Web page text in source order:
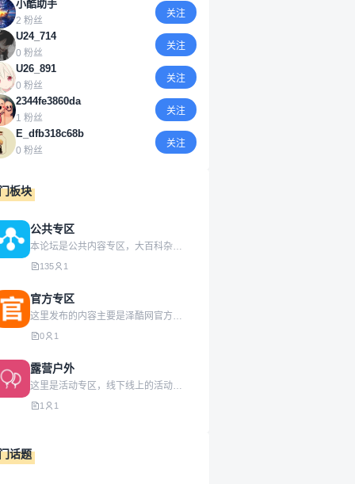
小酷助手
2 粉丝
关注
U24_714
0 粉丝
关注
U26_891
0 粉丝
关注
2344fe3860da
1 粉丝
关注
E_dfb318c68b
0 粉丝
关注
板块
公共专区
本论坛是公共内容专区，大百科杂货铺，总有你喜欢的！
135 1
官方专区
这里发布的内容主要是泽酷网官方动态信息，具有权威性！真实性！
0 1
露营户外
这里是活动专区，线下线上的活动都可以发起，欢迎大家踊跃参加！
1 1
话题